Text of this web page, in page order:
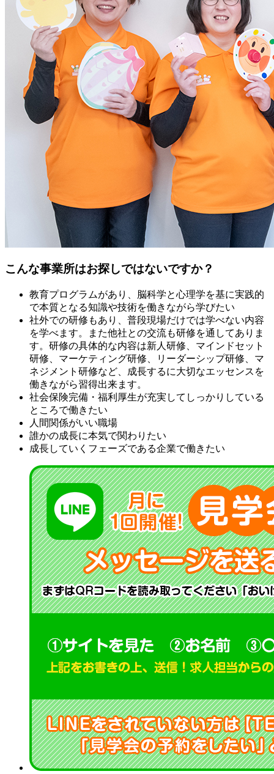
こんな事業所はお探しではないですか？
教育プログラムがあり、脳科学と心理学を基に実践的
で本質となる知識や技術を働きながら学びたい
社外での研修もあり、普段現場だけでは学べない内容
を学べます。また他社との交流も研修を通してありま
す。研修の具体的な内容は新人研修、マインドセット
研修、マーケティング研修、リーダーシップ研修、マ
ネジメント研修など、成長するに大切なエッセンスを
働きながら習得出来ます。
社会保険完備・福利厚生が充実してしっかりしている
ところで働きたい
人間関係がいい職場
誰かの成長に本気で関わりたい
成長していくフェーズである企業で働きたい